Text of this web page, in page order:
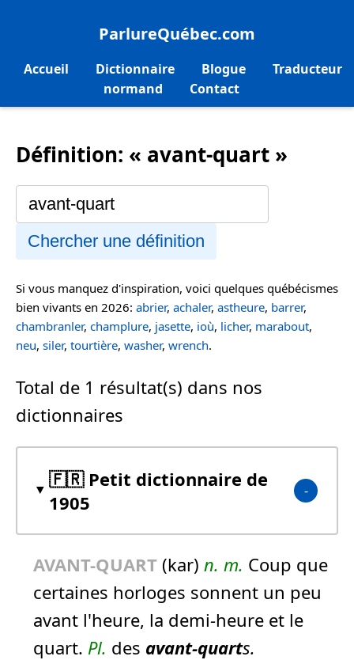
ParlureQuébec.com
Accueil Dictionnaire Blogue
Traducteur
normand
Contact
Définition: « avant-quart »
Chercher une définition
Si vous manquez d'inspiration, voici quelques québécismes
bien vivants en 2026: abrier, achaler, astheure, barrer,
chambranler, champlure, jasette, ioù, licher, marabout,
neu, siler, tourtière, washer, wrench.
Total de 1 résultat(s) dans nos
dictionnaires
🇫🇷 Petit dictionnaire de
1905
AVANT-QUART (kar) n. m. Coup que
certaines horloges sonnent un peu
avant l'heure, la demi-heure et le
quart. Pl. des avant-quarts.